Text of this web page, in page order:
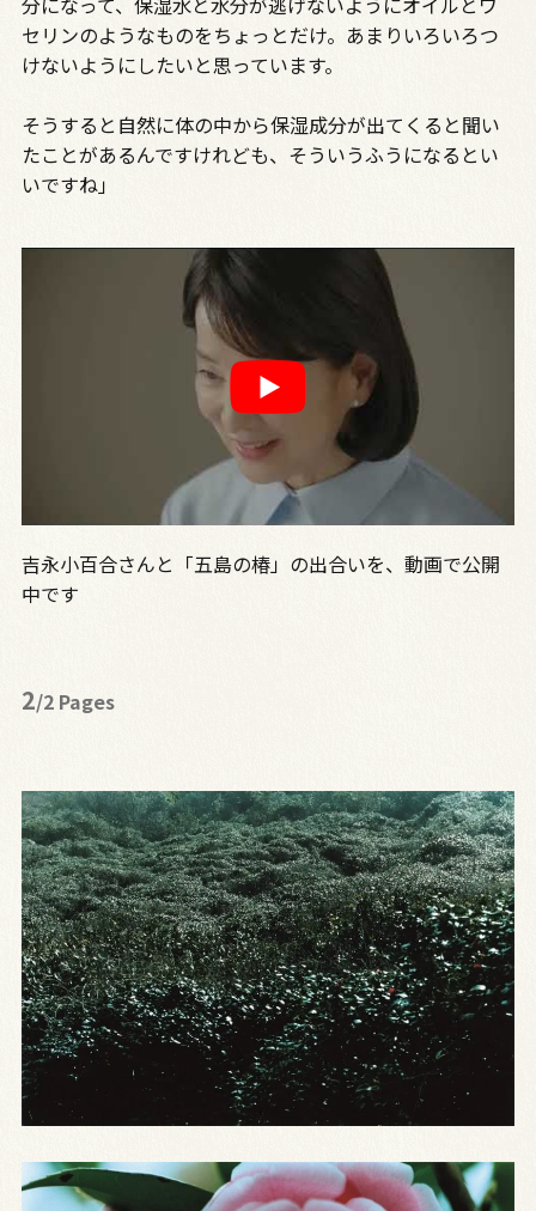
セリンのようなものをちょっとだけ。あまりいろいろつ
けないようにしたいと思っています。
そうすると自然に体の中から保湿成分が出てくると聞い
たことがあるんですけれども、そういうふうになるとい
いですね」
吉永小百合さんと「五島の椿」の出合いを、動画で公開
中です
2/2 Pages